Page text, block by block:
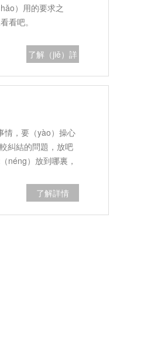
）用的要求之
看吧。
了解（jiě）詳
情，要（yào）操心
糾結的問題，放吧
néng）放到哪裏，
了解詳情